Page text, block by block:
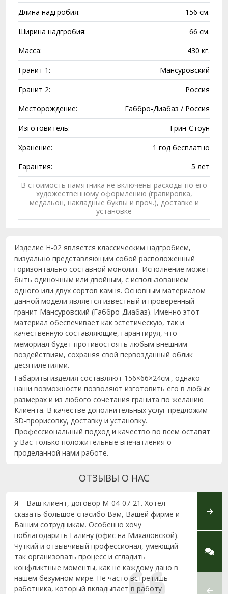
Длина надгробия:
156 см.
Ширина надгробия:
66 см.
Масса:
430 кг.
Гранит 1:
Мансуровский
Гранит 2:
Россия
Месторождение:
Габбро-Диабаз / Россия
Изготовитель:
Грин-Стоун
Хранение:
1 год бесплатно
Гарантия:
5 лет
В стоимость памятника не включены расходы по его
художественному оформлению (гравировка,
медальон, накладные буквы и проч.), доставке и
установке
Изделие Н-02 является классическим надгробием,
визуально представляющим собой расположенный
горизонтально составной монолит. Исполнение может
быть одиночным или двойным, с использованием
одного или двух сортов камня. Основным материалом
данной модели является известный и проверенный
гранит Мансуровский (Габбро-Диабаз). Именно этот
материал обеспечивает как эстетическую, так и
качественную составляющие, гарантируя, что
мемориал будет противостоять любым внешним
воздействиям, сохраняя свой первозданный облик
десятилетиями.
Габариты изделия составляют 156×66×24см., однако
наши возможности позволяют изготовить его в любых
размерах и из любого сочетания гранита по желанию
Клиента. В качестве дополнительных услуг предложим
3D-прорисовку, доставку и установку.
Профессиональный подход и качество во всем оставят
у Вас только положительные впечатления о
проделанной нами работе.
ОТЗЫВЫ О НАС
Я – Ваш клиент, договор М-04-07-21. Хотел
сказать большое спасибо Вам, Вашей фирме и
Вашим сотрудникам. Особенно хочу
поблагодарить Галину (офис на Михаловской).
Чуткий и отзывчивый профессионал, умеющий
так организовать процесс и сгладить
конфликтные моменты, как не каждому дано в
нашем безумном мире. Не часто встретишь
работника, который вкладывает в работу
моей